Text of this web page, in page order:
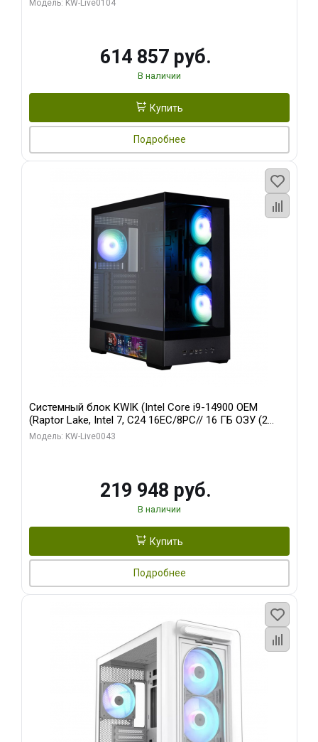
Модель: KW-Live0104
614 857 руб.
В наличии
Купить
Подробнее
Системный блок KWIK (Intel Core i9-14900 OEM
(Raptor Lake, Intel 7, C24 16EC/8PC// 16 ГБ ОЗУ (2
модуля)/ Palit RTX5070Ti GAMINGPRO-S OC 16GB
Модель: KW-Live0043
219 948 руб.
В наличии
Купить
Подробнее